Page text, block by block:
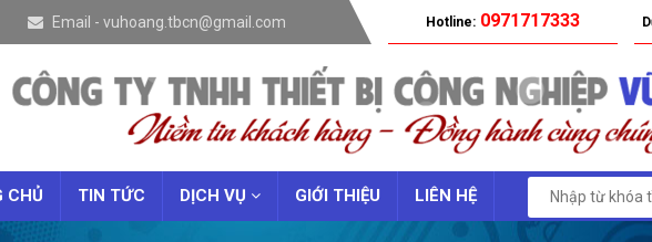
Email - vuhoang.tbcn@gmail.com Hotline: 0971717333
CHỦ TIN TỨC DỊCH VỤ GIỚI THIỆU LIÊN HỆ